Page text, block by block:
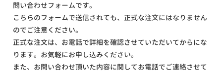
問い合わせフォームです。
こちらのフォームで送信されても、正式な注文にはなりません
のでご注意ください。
正式な注文は、お電話で詳細を確認させていただいてからにな
ります。お気軽にお申し込みください。
また、お問い合わせ頂いた内容に関してお電話でご連絡させて